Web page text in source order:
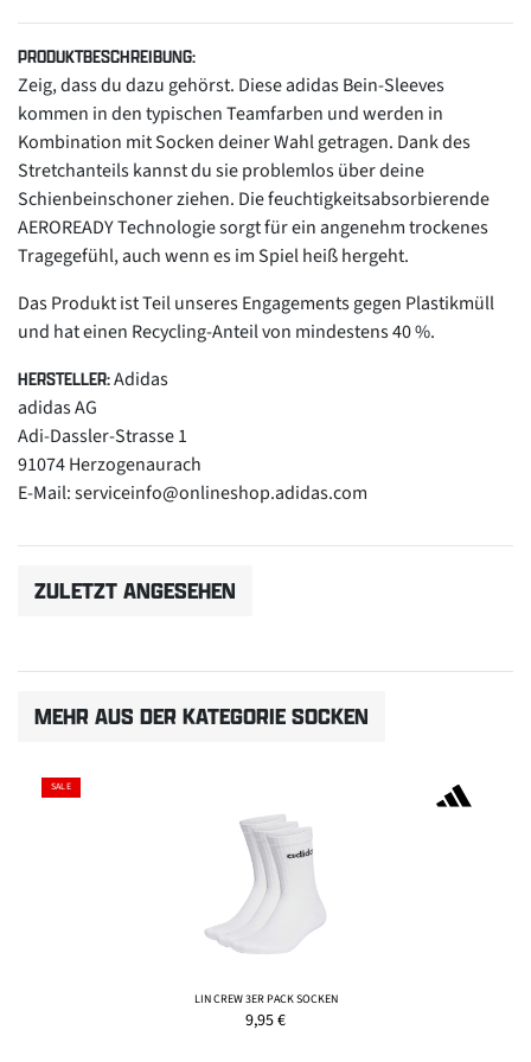
PRODUKTBESCHREIBUNG:
Zeig, dass du dazu gehörst. Diese adidas Bein-Sleeves
kommen in den typischen Teamfarben und werden in
Kombination mit Socken deiner Wahl getragen. Dank des
Stretchanteils kannst du sie problemlos über deine
Schienbeinschoner ziehen. Die feuchtigkeitsabsorbierende
AEROREADY Technologie sorgt für ein angenehm trockenes
Tragegefühl, auch wenn es im Spiel heiß hergeht.
Das Produkt ist Teil unseres Engagements gegen Plastikmüll
und hat einen Recycling-Anteil von mindestens 40 %.
HERSTELLER:Adidas
adidas AG
Adi-Dassler-Strasse 1
91074 Herzogenaurach
E-Mail: serviceinfo@onlineshop.adidas.com
ZULETZT ANGESEHEN
MEHR AUS DER KATEGORIE SOCKEN
SALE
LIN CREW 3ER PACK SOCKEN
9,95€